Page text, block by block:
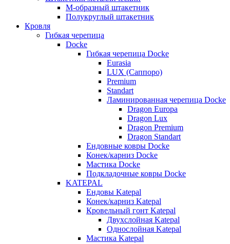
М-образный штакетник
Полукруглый штакетник
Кровля
Гибкая черепица
Docke
Гибкая черепица Docke
Eurasia
LUX (Саппоро)
Premium
Standart
Ламинированная черепица Docke
Dragon Europa
Dragon Lux
Dragon Premium
Dragon Standart
Ендовные ковры Docke
Конек/карниз Docke
Мастика Docke
Подкладочные ковры Docke
KATEPAL
Ендовы Katepal
Конек/карниз Katepal
Кровельный гонт Katepal
Двухслойная Katepal
Однослойная Katepal
Мастика Katepal